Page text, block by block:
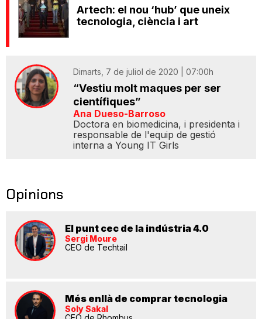
Artech: el nou ‘hub’ que uneix
tecnologia, ciència i art
Dimarts, 7 de juliol de 2020 | 07:00h
“Vestiu molt maques per ser
científiques”
Ana Dueso-Barroso
Doctora en biomedicina, i presidenta i
responsable de l'equip de gestió
interna a Young IT Girls
Opinions
El punt cec de la indústria 4.0
Sergi Moure
CEO de Techtail
Més enllà de comprar tecnologia
Soly Sakal